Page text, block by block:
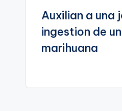
de
entradas
Auxilian a una
ingestion de
marihuana